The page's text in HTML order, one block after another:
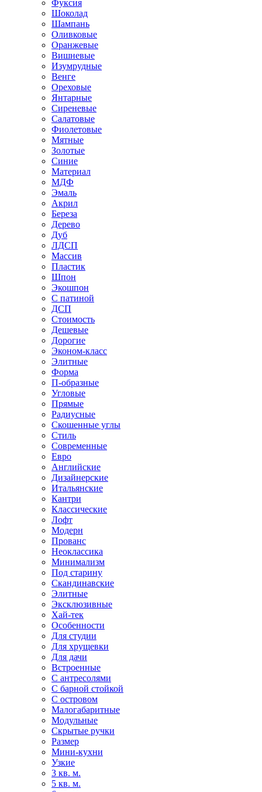
Фуксия
Шоколад
Шампань
Оливковые
Оранжевые
Вишневые
Изумрудные
Венге
Ореховые
Янтарные
Сиреневые
Салатовые
Фиолетовые
Мятные
Золотые
Синие
Материал
МДФ
Эмаль
Акрил
Береза
Дерево
Дуб
ЛДСП
Массив
Пластик
Шпон
Экошпон
С патиной
ДСП
Стоимость
Дешевые
Дорогие
Эконом-класс
Элитные
Форма
П-образные
Угловые
Прямые
Радиусные
Скошенные углы
Стиль
Современные
Евро
Английские
Дизайнерские
Итальянские
Кантри
Классические
Лофт
Модерн
Прованс
Неоклассика
Минимализм
Под старину
Скандинавские
Элитные
Эксклюзивные
Хай-тек
Особенности
Для студии
Для хрущевки
Для дачи
Встроенные
С антресолями
С барной стойкой
С островом
Малогабаритные
Модульные
Скрытые ручки
Размер
Мини-кухни
Узкие
3 кв. м.
5 кв. м.